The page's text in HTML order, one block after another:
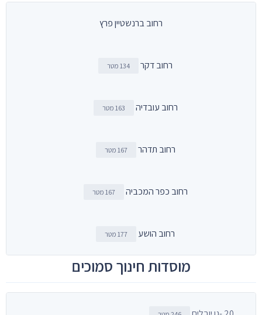
רחוב ברנשטיין פרץ
רחוב דקר 134 מטר
רחוב עובדיה 163 מטר
רחוב תדהר 167 מטר
רחוב כפר המכביה 167 מטר
רחוב הושע 177 מטר
מוסדות חינוך סמוכים